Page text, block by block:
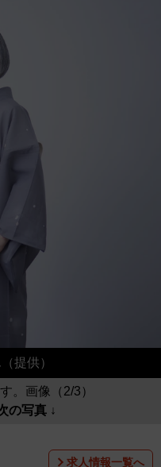
提供）
。画像（2/3）
の写真 ↓
求人情報一覧へ